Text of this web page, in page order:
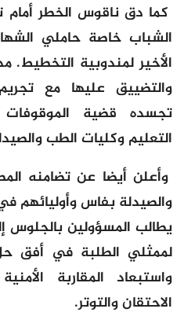
كما دق ناقوس الخطر
الشباب خاصة حاملي
الأخير لمندوبية التخطيط.
والتضييق عليها مع
تجسده قضية
التعليم وكليات الطب
وأعلن أيضا عن تضامنه
والصيدلة بفاس وأوليائهم
يطالب المسؤولين بالجلوس
لممثلي الطلبة في أفق
واستبعاد المقاربة
الاحتقان والتوتر.